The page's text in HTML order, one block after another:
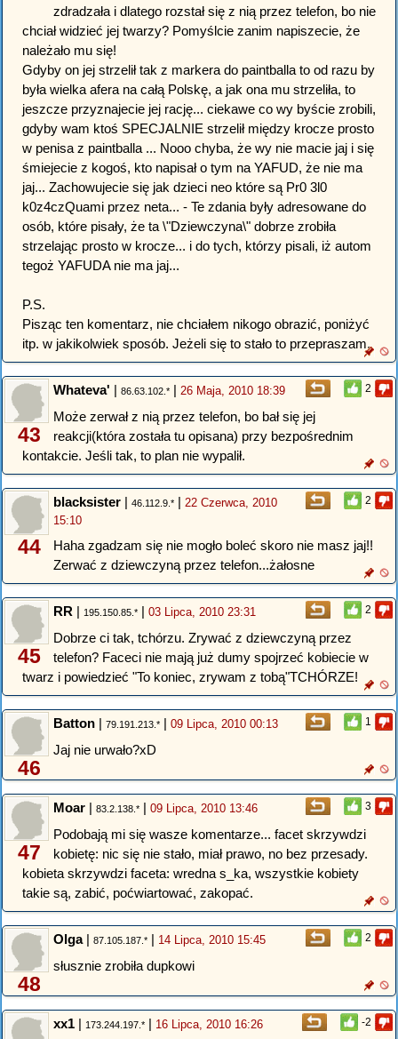
zdradzała i dlatego rozstał się z nią przez telefon, bo nie
chciał widzieć jej twarzy? Pomyślcie zanim napiszecie, że
należało mu się!
Gdyby on jej strzelił tak z markera do paintballa to od razu by
była wielka afera na całą Polskę, a jak ona mu strzeliła, to
jeszcze przyznajecie jej rację... ciekawe co wy byście zrobili,
gdyby wam ktoś SPECJALNIE strzelił między krocze prosto
w penisa z paintballa ... Nooo chyba, że wy nie macie jaj i się
śmiejecie z kogoś, kto napisał o tym na YAFUD, że nie ma
jaj... Zachowujecie się jak dzieci neo które są Pr0 3l0
k0z4czQuami przez neta... - Te zdania były adresowane do
osób, które pisały, że ta \"Dziewczyna\" dobrze zrobiła
strzelając prosto w krocze... i do tych, którzy pisali, iż autom
tegoż YAFUDA nie ma jaj...
P.S.
Pisząc ten komentarz, nie chciałem nikogo obrazić, poniżyć
itp. w jakikolwiek sposób. Jeżeli się to stało to przepraszam.
2
43
Whateva' | 86.63.102.* | 26 Maja, 2010 18:39
Może zerwał z nią przez telefon, bo bał się jej
reakcji(która została tu opisana) przy bezpośrednim
kontakcie. Jeśli tak, to plan nie wypalił.
2
44
blacksister | 46.112.9.* | 22 Czerwca, 2010
15:10
Haha zgadzam się nie mogło boleć skoro nie masz jaj!!
Zerwać z dziewczyną przez telefon...żałosne
2
45
RR | 195.150.85.* | 03 Lipca, 2010 23:31
Dobrze ci tak, tchórzu. Zrywać z dziewczyną przez
telefon? Faceci nie mają już dumy spojrzeć kobiecie w
twarz i powiedzieć "To koniec, zrywam z tobą"TCHÓRZE!
1
46
Batton | 79.191.213.* | 09 Lipca, 2010 00:13
Jaj nie urwało?xD
3
47
Moar | 83.2.138.* | 09 Lipca, 2010 13:46
Podobają mi się wasze komentarze... facet skrzywdzi
kobietę: nic się nie stało, miał prawo, no bez przesady.
kobieta skrzywdzi faceta: wredna s_ka, wszystkie kobiety
takie są, zabić, poćwiartować, zakopać.
2
48
Olga| 87.105.187.* | 14 Lipca, 2010 15:45
słusznie zrobiła dupkowi
-2
xx1 | 173.244.197.* | 16 Lipca, 2010 16:26